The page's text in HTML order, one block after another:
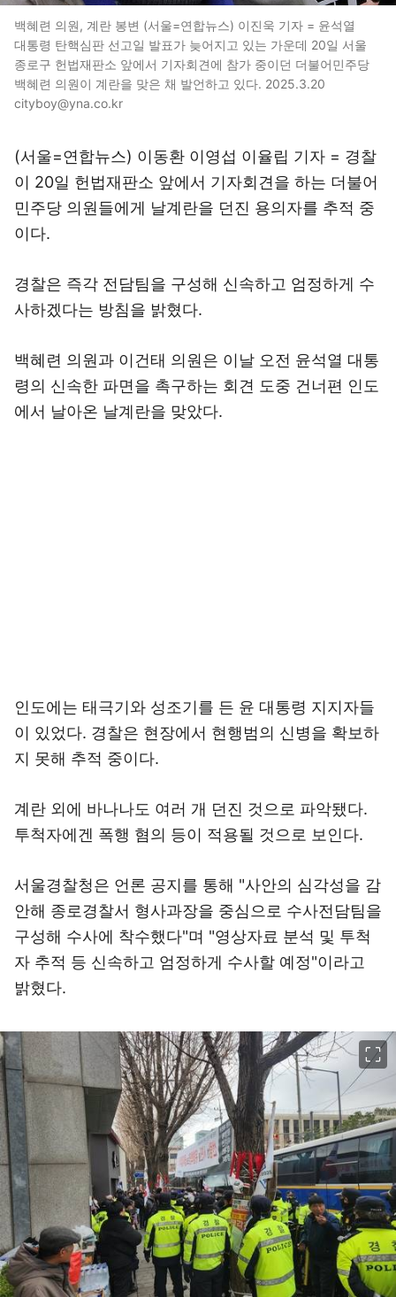
백혜련 의원, 계란 봉변 (서울=연합뉴스) 이진욱 기자 = 윤석열
대통령 탄핵심판 선고일 발표가 늦어지고 있는 가운데 20일 서울
종로구 헌법재판소 앞에서 기자회견에 참가 중이던 더불어민주당
백혜련 의원이 계란을 맞은 채 발언하고 있다. 2025.3.20
cityboy@yna.co.kr
(서울=연합뉴스) 이동환 이영섭 이율립 기자 = 경찰
이 20일 헌법재판소 앞에서 기자회견을 하는 더불어
민주당 의원들에게 날계란을 던진 용의자를 추적 중
이다.
경찰은 즉각 전담팀을 구성해 신속하고 엄정하게 수
사하겠다는 방침을 밝혔다.
백혜련 의원과 이건태 의원은 이날 오전 윤석열 대통
령의 신속한 파면을 촉구하는 회견 도중 건너편 인도
에서 날아온 날계란을 맞았다.
인도에는 태극기와 성조기를 든 윤 대통령 지지자들
이 있었다. 경찰은 현장에서 현행범의 신병을 확보하
지 못해 추적 중이다.
계란 외에 바나나도 여러 개 던진 것으로 파악됐다.
투척자에겐 폭행 혐의 등이 적용될 것으로 보인다.
서울경찰청은 언론 공지를 통해 "사안의 심각성을 감
안해 종로경찰서 형사과장을 중심으로 수사전담팀을
구성해 수사에 착수했다"며 "영상자료 분석 및 투척
자 추적 등 신속하고 엄정하게 수사할 예정"이라고
밝혔다.